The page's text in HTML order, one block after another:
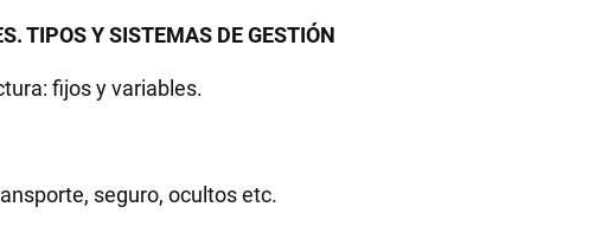
TIPOS Y SISTEMAS DE GESTIÓN
fijos y variables.
seguro, ocultos etc.